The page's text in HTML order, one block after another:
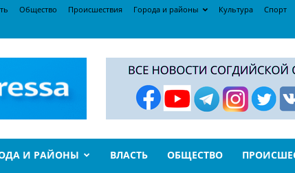
Общество Происшествия Города и районы Культура Спорт
И РАЙОНЫ ВЛАСТЬ ОБЩЕСТВО